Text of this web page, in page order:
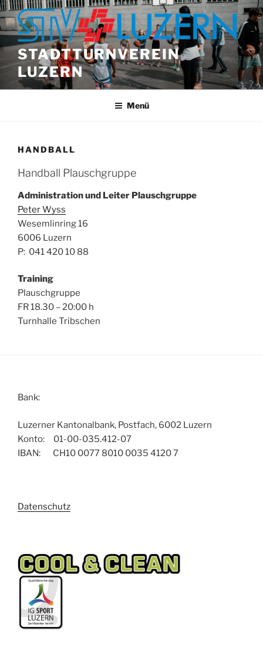
Zum
Inhalt
springen
STADTTURNVEREIN
LUZERN
Menü
HANDBALL
Handball Plauschgruppe
Administration und Leiter Plauschgruppe
Peter Wyss
Wesemlinring 16
6006 Luzern
P: 041 420 10 88
Training
Plauschgruppe
FR 18.30 – 20:00 h
Turnhalle Tribschen
Bank:
Luzerner Kantonalbank, Postfach, 6002 Luzern
Konto: 01-00-035.412-07
IBAN: CH10 0077 8010 0035 4120 7
Datenschutz